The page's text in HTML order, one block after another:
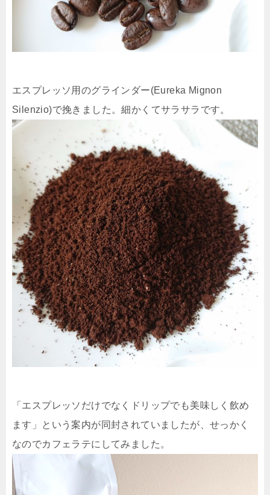
エスプレッソ用のグラインダー(Eureka Mignon
Silenzio)で挽きました。細かくてサラサラです。
「エスプレッソだけでなくドリップでも美味しく飲め
ます」という案内が同封されていましたが、せっかく
なのでカフェラテにしてみました。